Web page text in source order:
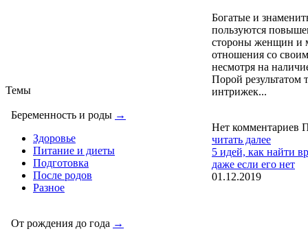
Темы
Беременность и роды →
Здоровье
Питание и диеты
Подготовка
После родов
Разное
От рождения до года →
Богатые и
пользуются
стороны женщин и
отношения со
несмотря на
Порой результатом
интрижек...
Нет комментариев
читать далее
5 идей, как найти
даже если его нет
01.12.2019